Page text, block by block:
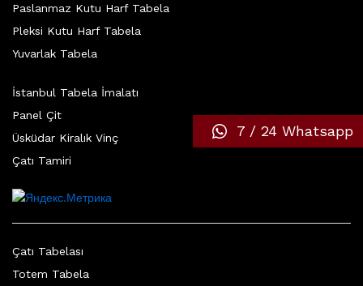
Paslanmaz Kutu Harf Tabela
Pleksi Kutu Harf Tabela
Yuvarlak Tabela
İstanbul Tabela İmalatı
Panel Çit
Üsküdar Kiralık Vinç
Çatı Tamiri
Çatı Tabelası
Totem Tabela
7 / 24 Whatsapp